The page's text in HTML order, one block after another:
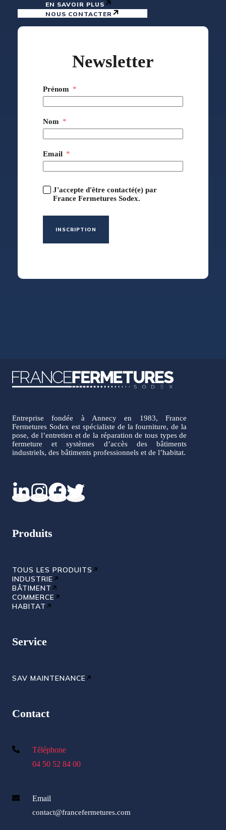
EN SAVOIR PLUS
NOUS CONTACTER
Newsletter
Prénom
Nom
Email
J'accepte d'être contacté(e) par
France Fermetures Sodex.
INSCRIPTION
Entreprise fondée à Annecy en 1983, France
Fermetures Sodex est spécialiste de la fourniture, de la
pose, de l’entretien et de la réparation de tous types de
fermeture et systèmes d’accès des bâtiments
industriels, des bâtiments professionnels et de l’habitat.
Produits
TOUS LES PRODUITS
INDUSTRIE
BÂTIMENT
COMMERCE
HABITAT
Service
SAV MAINTENANCE
Contact
Téléphone
04 50 52 84 00
Email
contact@francefermetures.com